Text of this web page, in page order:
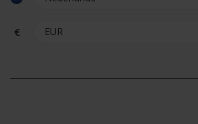
€